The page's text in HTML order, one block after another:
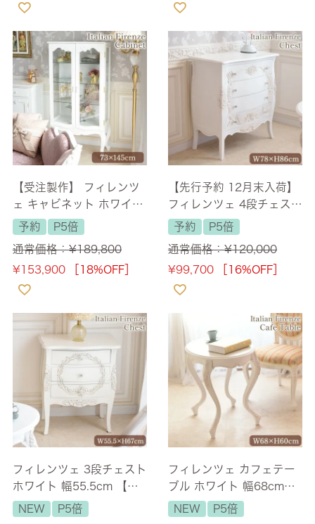
【受注製作】 フィレンツ
ェ キャビネット ホワイト
幅73cm 【送料無料/設置
サービス付】
予約
P5倍
通常価格：¥189,800
¥153,900 ［18%OFF］
【先行予約 12月末入荷】
フィレンツェ 4段チェスト
ホワイト 幅78cm 【送料
無料/設置サービス付】
予約
P5倍
通常価格：¥120,000
¥99,700 ［16%OFF］
フィレンツェ 3段チェスト
ホワイト 幅55.5cm 【送
料無料】 [Y]
NEW P5倍
フィレンツェ カフェテー
ブル ホワイト 幅68cm
【送料無料】 [Y]
NEW P5倍